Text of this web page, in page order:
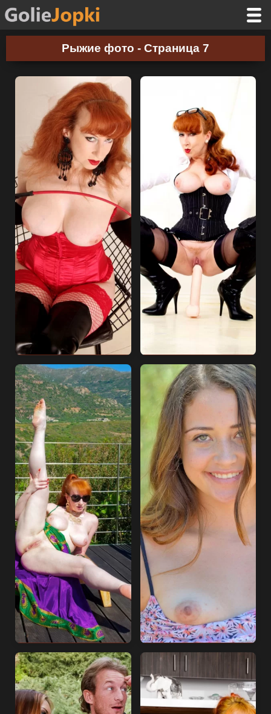
Рыжие фото - Страница 7